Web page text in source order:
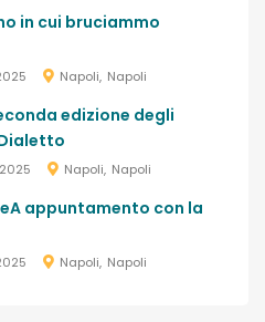
in cui bruciammo
Napoli Napoli
edizione degli
Napoli Napoli
appuntamento con la
Napoli Napoli